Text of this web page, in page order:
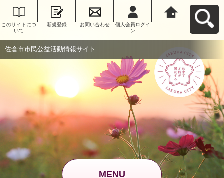
このサイトにつ
いて
新規登録 お問い合わせ
個人会員ログイ
ン
佐倉市市民公益活動情報サイト
MENU